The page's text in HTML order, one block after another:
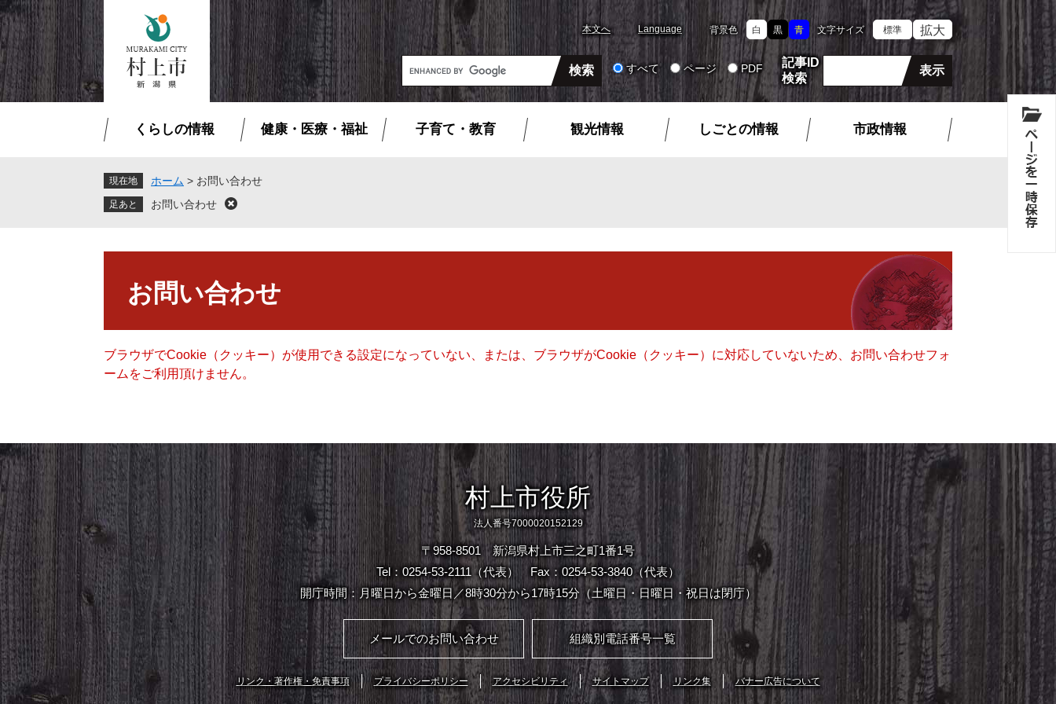
ペ
ー
ジ
の
先
頭
メ
ニ
ュ
ー
を
飛
本文へ Language 背景色 白 黒 青 文字サイズ 標準 拡大
G
o
o
検
すべて ページ PDF
記事ID
検索
くらしの情報 健康・医療・福祉 子育て・教育 観光情報 しごとの情報 市政情報
現在地 ホーム > お問い合わせ
お問い合わせ
閉
お問い合わせ
ブラウザでCookie（クッキー）が使用できる設定になっていない、または、ブラウザがCookie（クッキー）に対応していないため、お問い合わせフォ
ームをご利用頂けません。
村上市役所
法人番号7000020152129
〒958-8501 新潟県村上市三之町1番1号
Tel：0254-53-2111（代表）
Fax：0254-53-3840（代表）
開庁時間：月曜日から金曜日／8時30分から17時15分（土曜日・日曜日・祝日は閉庁）
メールでのお問い合わせ 組織別電話番号一覧
リンク・著作権・免責事項 プライバシーポリシー アクセシビリティ サイトマップ リンク集 バナー広告について